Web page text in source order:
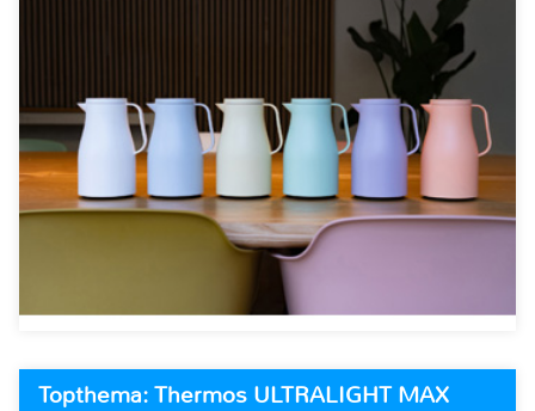
Topthema: Thermos ULTRALIGHT MAX